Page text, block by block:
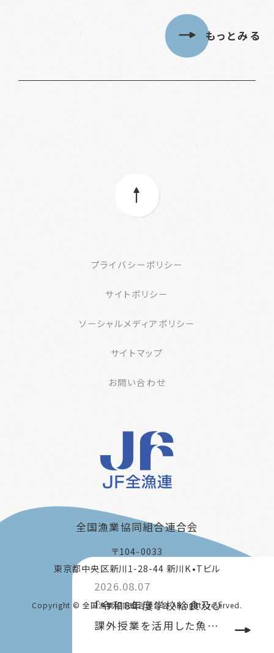
2026.08.07
「令和8年度学校給食及び
課外授業を活用した魚…
もっとみる
プライバシーポリシー
サイトポリシー
ソーシャルメディアポリシー
サイトマップ
お問い合わせ
全国漁業協同組合連合会
〒104-0033
東京都中央区新川1-28-44 新川K•Tビル
Copyright © 全国漁業協同組合連合会 All rights reserved.